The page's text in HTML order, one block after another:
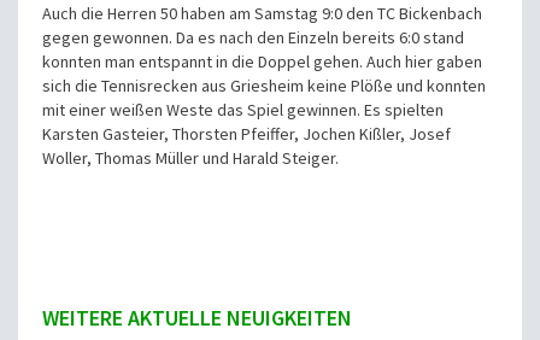
Auch die Herren 50 haben am Samstag 9:0 den TC Bickenbach
gegen gewonnen. Da es nach den Einzeln bereits 6:0 stand
konnten man entspannt in die Doppel gehen. Auch hier gaben
sich die Tennisrecken aus Griesheim keine Plöße und konnten
mit einer weißen Weste das Spiel gewinnen. Es spielten
Karsten Gasteier, Thorsten Pfeiffer, Jochen Kißler, Josef
Woller, Thomas Müller und Harald Steiger.
WEITERE AKTUELLE NEUIGKEITEN